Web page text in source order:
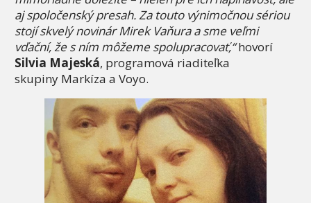
aj spoločenský presah. Za touto výnimočnou sériou
stojí skvelý novinár Mirek Vaňura a sme veľmi
vďační, že s ním môžeme spolupracovať,“hovorí
Silvia Majeská, programová riaditeľka
skupiny Markíza a Voyo.